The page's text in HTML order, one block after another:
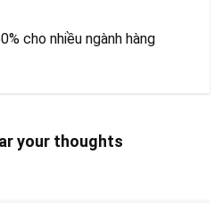
cho nhiều ngành hàng
your thoughts